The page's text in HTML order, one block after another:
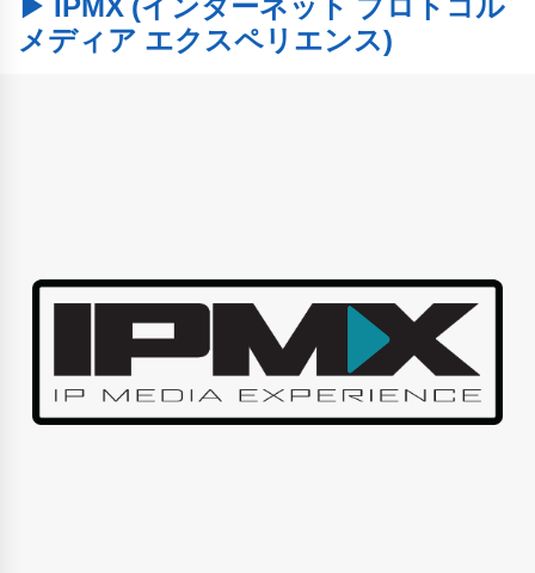
メディア エクスペリエンス)